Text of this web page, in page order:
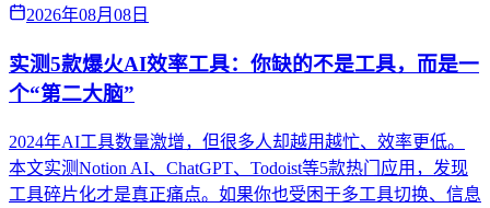
2026年08月08日
实测5款爆火AI效率工具：你缺的不是工具，而是一
个“第二大脑”
2024年AI工具数量激增，但很多人却越用越忙、效率更低。
本文实测Notion AI、ChatGPT、Todoist等5款热门应用，发现
工具碎片化才是真正痛点。如果你也受困于多工具切换、信息